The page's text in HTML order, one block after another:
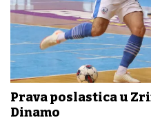
Prava poslastica u
Dinamo